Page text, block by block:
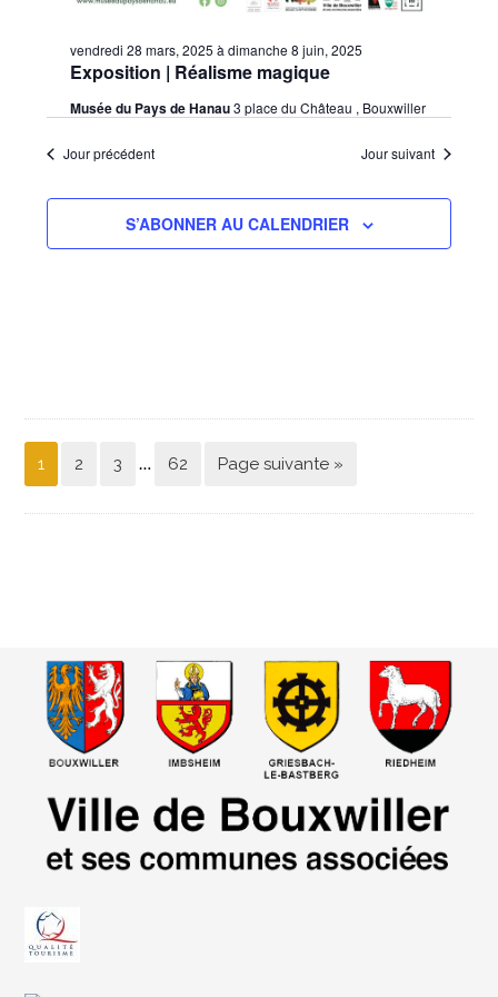
Exposition | Réalisme magique
vendredi 28 mars, 2025 à dimanche 8 juin, 2025
Musée du Pays de Hanau3 place du Château , Bouxwiller
Jour précédent Jour suivant
S’ABONNER AU CALENDRIER
1 2 3 … 62 Page suivante »